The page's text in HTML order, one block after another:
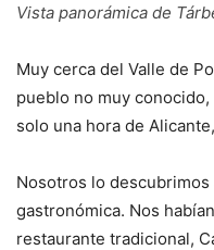
Vista panorámica de
Muy cerca del Valle de
pueblo no muy
solo una hora de
Nosotros lo
gastronómica. Nos
restaurante tradicional,